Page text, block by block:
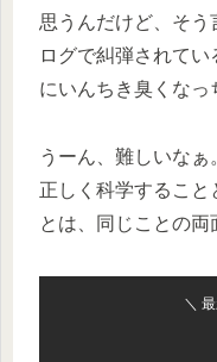
思うんだけど、そ
ログで糾弾されて
にいんちき臭くなっ
うーん、難しいなぁ
正しく科学すること
とは、同じことの両
＼